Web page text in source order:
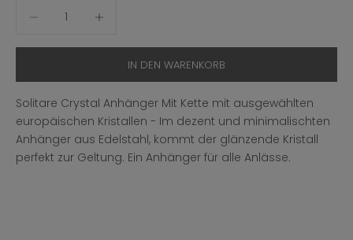
IN DEN WARENKORB
Solitare Crystal Anhänger Mit Kette mit ausgewählten
europäischen Kristallen - Im dezent und minimalischten
Anhänger aus Edelstahl, kommt der glänzende Kristall
perfekt zur Geltung. Ein Anhänger für alle Anlässe.